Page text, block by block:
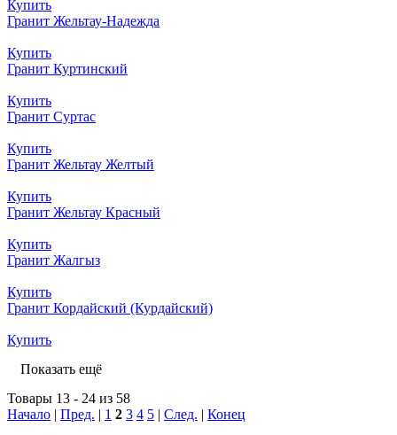
Купить
Гранит Жельтау-Надежда
Купить
Гранит Куртинский
Купить
Гранит Суртас
Купить
Гранит Жельтау Желтый
Купить
Гранит Жельтау Красный
Купить
Гранит Жалгыз
Купить
Гранит Кордайский (Курдайский)
Купить
Показать ещё
Товары 13 - 24 из 58
Начало | Пред. | 1 2 3 4 5 | След. | Конец